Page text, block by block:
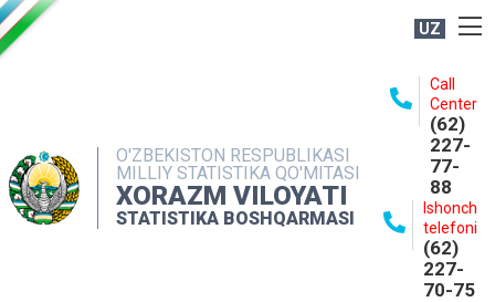
UZ
O'ZBEKISTON RESPUBLIKASI
MILLIY STATISTIKA QO'MITASI
XORAZM VILOYATI
STATISTIKA BOSHQARMASI
Call
Center
(62)
227-
77-
88
Ishonch
telefoni
(62)
227-
70-75
NASHRLAR
INTERAKTIV XIZMATLAR
MATBUOT XIZMATI